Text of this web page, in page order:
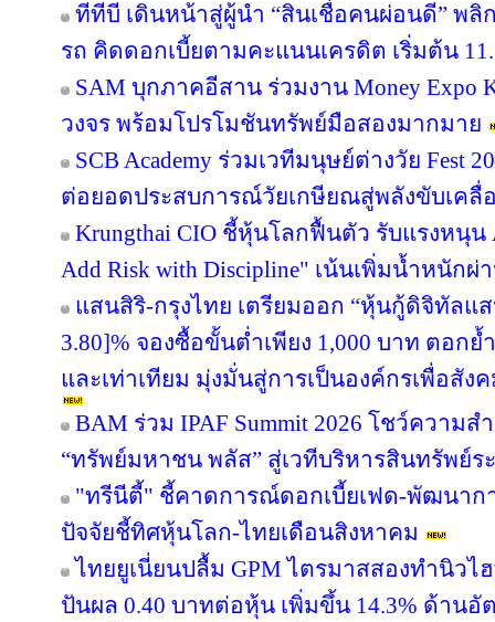
ทีทีบี เดินหน้าสู่ผู้นำ “สินเชื่อคนผ่อนดี” พลิ
รถ คิดดอกเบี้ยตามคะแนนเครดิต เริ่มต้น
SAM บุกภาคอีสาน ร่วมงาน Money Expo
วงจร พร้อมโปรโมชันทรัพย์มือสองมากมาย
SCB Academy ร่วมเวทีมนุษย์ต่างวัย Fest
ต่อยอดประสบการณ์วัยเกษียณสู่พลังขับเคลื่
Krungthai CIO ชี้หุ้นโลกฟื้นตัว รับแรงหนุน
Add Risk with Discipline" เน้นเพิ่มน้ำหนักผ่
แสนสิริ-กรุงไทย เตรียมออก “หุ้นกู้ดิจิทัลแ
3.80]% จองซื้อขั้นต่ำเพียง 1,000 บาท ตอก
และเท่าเทียม มุ่งมั่นสู่การเป็นองค์กรเพื่อสัง
BAM ร่วม IPAF Summit 2026 โชว์ความส
“ทรัพย์มหาชน พลัส” สู่เวทีบริหารสินทรัพย์ร
"ทรีนีตี้" ชี้คาดการณ์ดอกเบี้ยเฟด-พัฒนาก
ปัจจัยชี้ทิศหุ้นโลก-ไทยเดือนสิงหาคม
ไทยยูเนี่ยนปลื้ม GPM ไตรมาสสองทำนิวไ
ปันผล 0.40 บาทต่อหุ้น เพิ่มขึ้น 14.3% ด้านอั